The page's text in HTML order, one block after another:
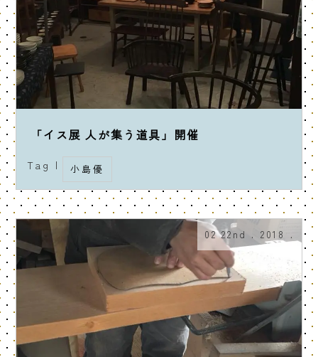
「イス展 人が集う道具」開催
Tag | 小島優
02 22nd . 2018 .